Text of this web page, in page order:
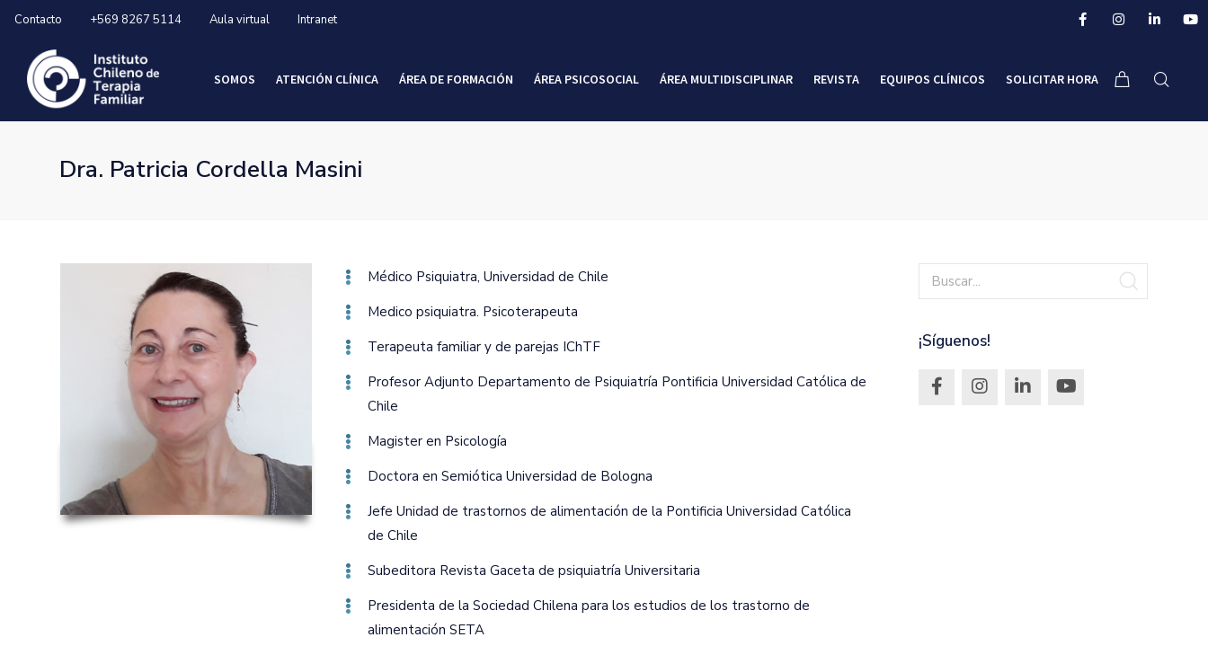
Contacto +569 8267 5114 Aula virtual Intranet
SOMOS ATENCIÓN CLÍNICA ÁREA DE FORMACIÓN ÁREA PSICOSOCIAL ÁREA MULTIDISCIPLINAR REVISTA EQUIPOS CLÍNICOS SOLICITAR HORA
Dra. Patricia Cordella Masini
Médico Psiquiatra‚ Universidad de Chile
Medico psiquiatra. Psicoterapeuta
Terapeuta familiar y de parejas IChTF
Profesor Adjunto Departamento de Psiquiatría Pontificia Universidad Católica de
Chile
Magister en Psicología
Doctora en Semiótica Universidad de Bologna
Jefe Unidad de trastornos de alimentación de la Pontificia Universidad Católica
de Chile
Subeditora Revista Gaceta de psiquiatría Universitaria
Presidenta de la Sociedad Chilena para los estudios de los trastorno de
alimentación SETA
¡Síguenos!